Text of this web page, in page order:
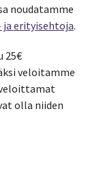
noudatamme
ja erityisehtoja.
25€
veloitamme
olla niiden